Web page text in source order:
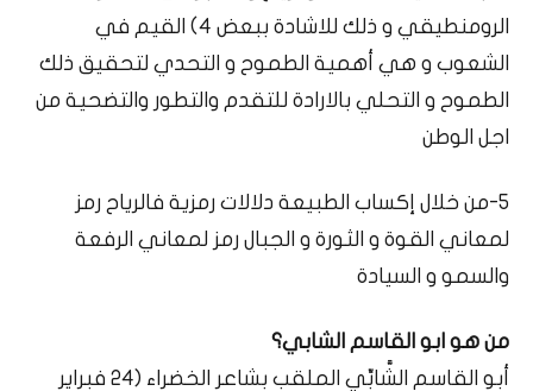
الرومنطيقي و ذلك للاشادة ببعض 4) القيم في
الشعوب و هي أهمية الطموح و التحدي لتحقيق ذلك
الطموح و التحلي بالارادة للتقدم والتطور والتضحية من
اجل الوطن
5-من خلال إكساب الطبيعة دلالات رمزية فالرياح رمز
لمعاني القوة و الثورة و الجبال رمز لمعاني الرفعة
والسمو و السيادة
من هو ابو القاسم الشابي؟
أبو القاسم الشَّابِّي الملقب بشاعر الخضراء (24 فبراير